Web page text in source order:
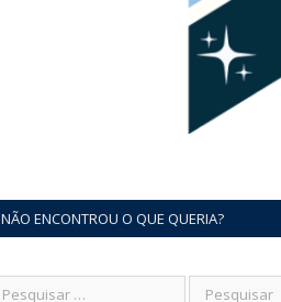
NÃO ENCONTROU O QUE QUERIA?